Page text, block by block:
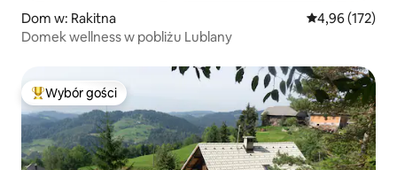
Dom w: Rakitna Średnia
4,96 (172)
Domek wellness w pobliżu Lublany
Najpopularniejsze z kategorii Wybór gości
Wybór gości